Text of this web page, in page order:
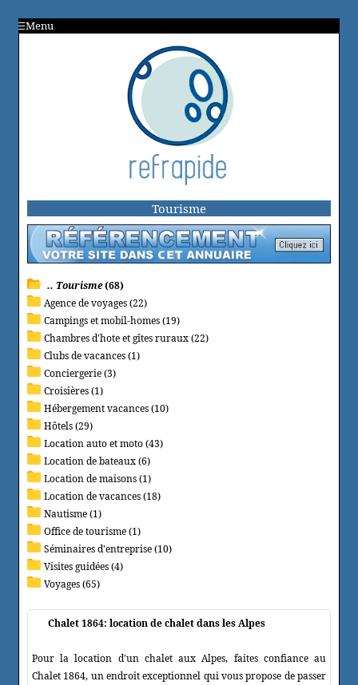
Menu
Tourisme
.. Tourisme(68)
Agence de voyages (22)
Campings et mobil-homes (19)
Chambres d'hote et gîtes ruraux (22)
Clubs de vacances (1)
Conciergerie (3)
Croisières (1)
Hébergement vacances (10)
Hôtels (29)
Location auto et moto (43)
Location de bateaux (6)
Location de maisons (1)
Location de vacances (18)
Nautisme (1)
Office de tourisme (1)
Séminaires d'entreprise (10)
Visites guidées (4)
Voyages (65)
Chalet 1864: location de chalet dans les Alpes
Pour la location d'un chalet aux Alpes, faites confiance au
Chalet 1864, un endroit exceptionnel qui vous propose de passer